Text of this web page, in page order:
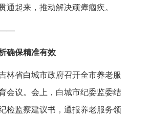
通起来，推动解决顽瘴痼疾。
——
确保精准有效
林省白城市政府召开全市养老服
会议。会上，白城市纪委监委结
检监察建议书，通报养老服务领